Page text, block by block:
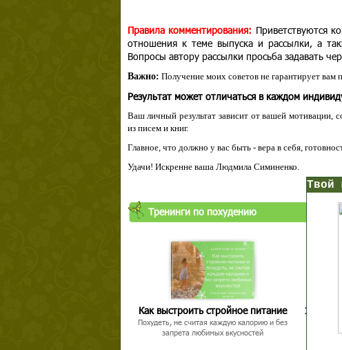
Правила комментирования: Приветствуются
отношения к теме выпуска и рассылки, а
Вопросы автору рассылки просьба задавать
Важно: Получение моих советов не гарантирует вам
Результат может отличаться в каждом
Ваш личный результат зависит от вашей мотивации,
из писем и книг.
Главное, что должно у вас быть - вера в себя,
Удачи! Искренне ваша Людмила Симиненко.
Тренинги по похудению
Как выстроить стройное питание
Похудеть, не считая каждую калорию и без
запрета любимых вкусностей
11
Твой шанс!